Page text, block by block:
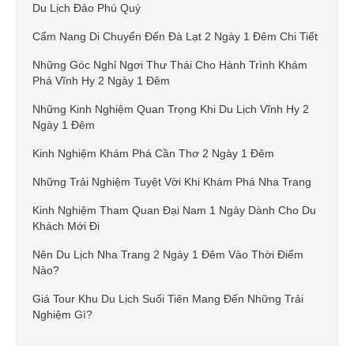
Du Lịch Đảo Phú Quý
Cẩm Nang Di Chuyển Đến Đà Lạt 2 Ngày 1 Đêm Chi Tiết
Những Góc Nghỉ Ngơi Thư Thái Cho Hành Trình Khám
Phá Vĩnh Hy 2 Ngày 1 Đêm
Những Kinh Nghiệm Quan Trọng Khi Du Lịch Vĩnh Hy 2
Ngày 1 Đêm
Kinh Nghiệm Khám Phá Cần Thơ 2 Ngày 1 Đêm
Những Trải Nghiệm Tuyệt Vời Khi Khám Phá Nha Trang
Kinh Nghiệm Tham Quan Đại Nam 1 Ngày Dành Cho Du
Khách Mới Đi
Nên Du Lịch Nha Trang 2 Ngày 1 Đêm Vào Thời Điểm
Nào?
Giá Tour Khu Du Lịch Suối Tiên Mang Đến Những Trải
Nghiệm Gì?